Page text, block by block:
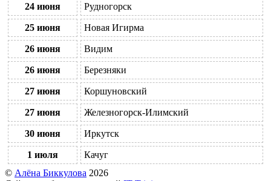
24 июня Рудногорск
25 июня Новая Игирма
26 июня Видим
26 июня Березняки
27 июня Коршуновский
27 июня Железногорск-Илимский
30 июня Иркутск
1 июля
Качуг
© Алёна Биккулова 2026